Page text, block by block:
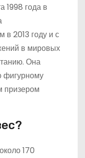
1998 года в
2013 году и с
в мировых
Она
фигурному
призером
170